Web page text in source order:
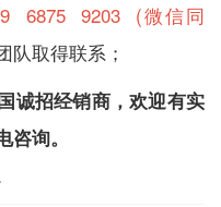
6875 9203 (微信同
队取得联系；
诚招经销商，欢迎有实
询。